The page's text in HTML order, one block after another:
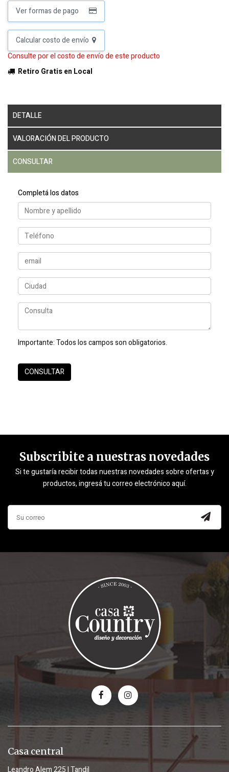
Ver formas de pago
Calcular costo de envío
Consulte por el costo de envío de este producto
Retiro Gratis en Local
DETALLE
VALORACIÓN DEL PRODUCTO
CONSULTAR
Completá los datos
Importante:Todos los campos son obligatorios.
Subscribite a nuestras novedades
Si te gustaría recibir todas nuestras novedades sobre ofertas y
productos, ingresá tu correo electrónico aquí.
Casa central